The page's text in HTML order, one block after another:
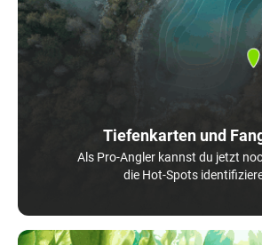
Tiefenkarten und
Als Pro-Angler kannst du jetzt
die Hot-Spots